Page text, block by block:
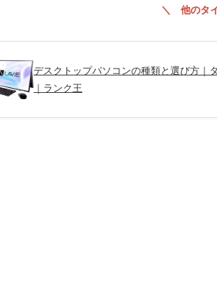
＼ 他のタ
デスクトップパソコンの種類と選び方｜
｜ランク王